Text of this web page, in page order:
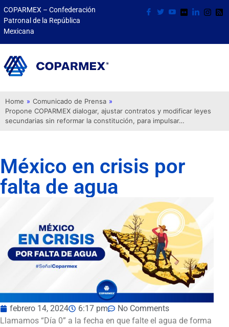
COPARMEX – Confederación
Patronal de la República
Mexicana
Home » Comunicado de Prensa »
Propone COPARMEX dialogar, ajustar contratos y modificar leyes
secundarias sin reformar la constitución, para impulsar…
México en crisis por
falta de agua
febrero 14, 2024 6:17 pm
No Comments
Llamamos “Día 0” a la fecha en que falte el agua de forma